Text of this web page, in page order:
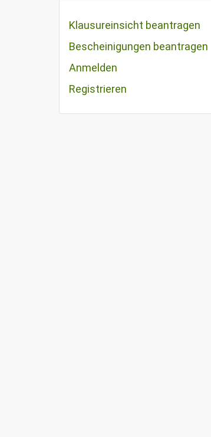
Klausureinsicht beantragen
Bescheinigungen beantragen
Anmelden
Registrieren